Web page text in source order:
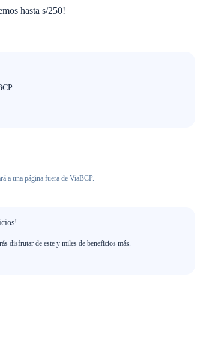
hasta s/250!
a una página fuera de ViaBCP.
disfrutar de este y miles de beneficios más.